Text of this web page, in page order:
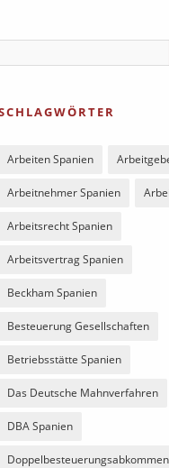
Arbeiten Spanien
Arbeitnehmer Spanien
Arbeitsrecht Spanien
Arbeitsvertrag Spanien
Beckham Spanien
Besteuerung Gesellschaften
Betriebsstätte Spanien
Das Deutsche Mahnverfahren
DBA Spanien
Doppelbesteuerungsabkommen